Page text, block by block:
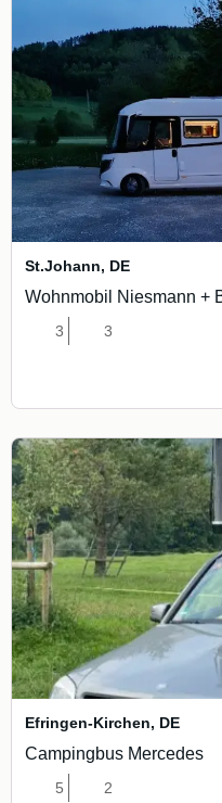
St.Johann, DE
Wohnmobil Niesmann +
3 3
Efringen-Kirchen, DE
Campingbus Mercedes
5 2